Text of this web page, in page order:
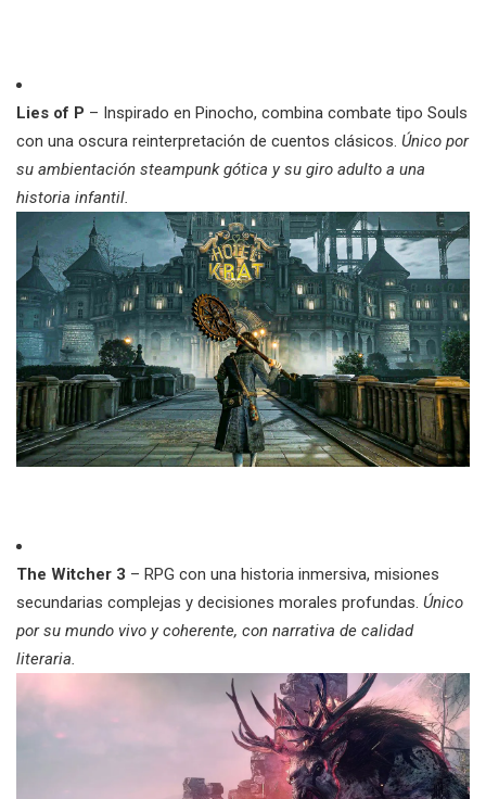
Lies of P – Inspirado en Pinocho, combina combate tipo Souls
con una oscura reinterpretación de cuentos clásicos. Único por
su ambientación steampunk gótica y su giro adulto a una
historia infantil.
The Witcher 3 – RPG con una historia inmersiva, misiones
secundarias complejas y decisiones morales profundas. Único
por su mundo vivo y coherente, con narrativa de calidad
literaria.